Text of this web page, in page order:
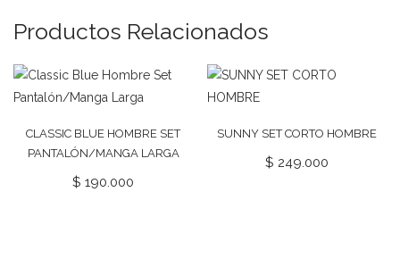
Productos Relacionados
CLASSIC BLUE HOMBRE SET
PANTALÓN/MANGA LARGA
$ 190.000
SUNNY SET CORTO HOMBRE
$ 249.000